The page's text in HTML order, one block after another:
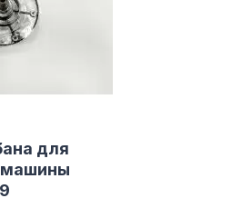
для
машины